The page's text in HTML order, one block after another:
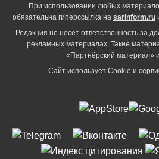
При использовании любых
обязательна гиперссылка на sarinform.ru
Редакция не несет ответственность за
рекламных материалах. Такие
«Партнёрский материал»
Сайт использует Cookie и